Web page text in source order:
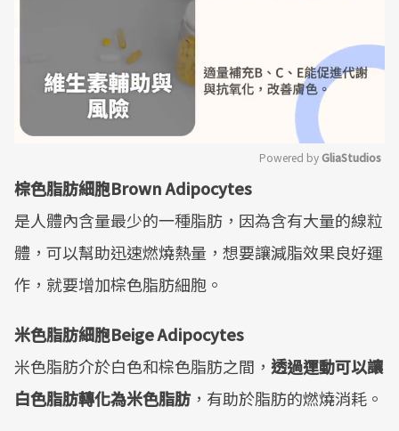
Powered by GliaStudios
棕色脂肪細胞Brown Adipocytes
是人體內含量最少的一種脂肪，因為含有大量的線粒
體，可以幫助迅速燃燒熱量，想要讓減脂效果良好運
作，就要增加棕色脂肪細胞。
米色脂肪細胞Beige Adipocytes
米色脂肪介於白色和棕色脂肪之間， 透過運動可以讓
白色脂肪轉化為米色脂肪 ，有助於脂肪的燃燒消耗。